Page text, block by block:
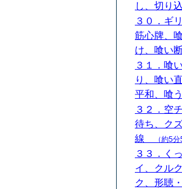
し、切り
３０．ギ
筋心牌、
け、喰い
３１．喰
り、喰い
平和、喰
３２．空
待ち、ク
線
（約5分
３３．く
イ、クル
ク、形聴